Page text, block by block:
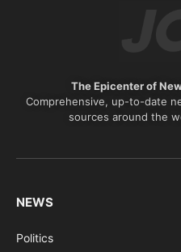
The Epicenter of
Comprehensive, up-to-date
sources around the
NEWS
Politics